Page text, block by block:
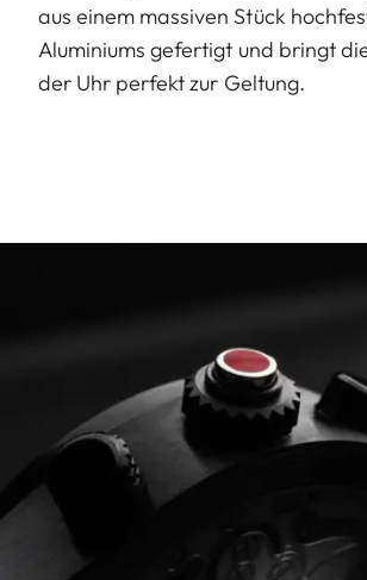
aus einem massiven Stück
Aluminiums gefertigt und bringt
der Uhr perfekt zur Geltung.